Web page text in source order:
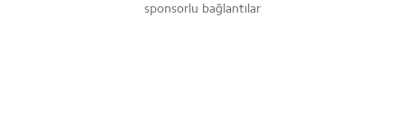
sponsorlu bağlantılar